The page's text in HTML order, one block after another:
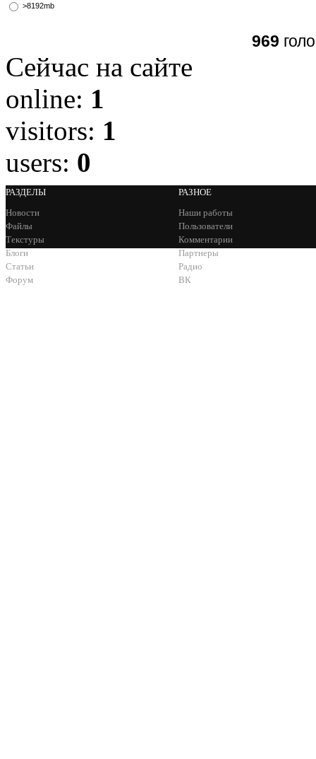
>8192mb
969
Сейчас на сайте
online: 1
visitors: 1
users: 0
РАЗДЕЛЫ
Новости
Файлы
Текстуры
Блоги
Статьи
Форум
РАЗНОЕ
Наши работы
Пользователи
Комментарии
Партнеры
Радио
ВК